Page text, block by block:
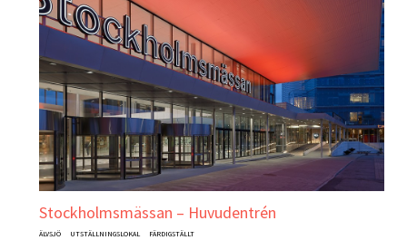
Stockholmsmässan – Huvudentrén
ÄLVSJÖ UTSTÄLLNINGSLOKAL FÄRDIGSTÄLLT